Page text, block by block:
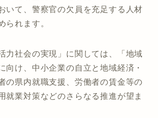
いて、警察官の欠員を充足する人材
られます。
力社会の実現」に関しては、「地域
向け、中小企業の自立と地域経済・
の県内就職支援、労働者の賃金等の
就業対策などのさらなる推進が望ま